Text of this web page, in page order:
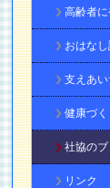
高齢者
おはな
支えあ
健康づく
社協の
リンク